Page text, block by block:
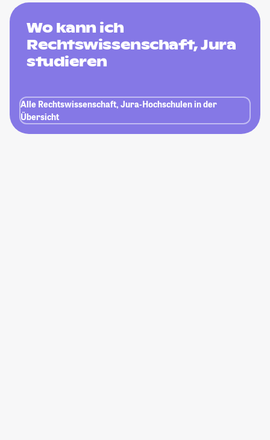
Wo kann ich
Rechtswissenschaft, Jura
studieren
Alle Rechtswissenschaft, Jura-Hochschulen in der
Übersicht